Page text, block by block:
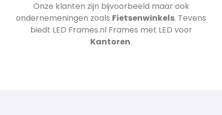
Onze klanten zijn bijvoorbeeld maar ook
ondernemeningen zoals Fietsenwinkels. Tevens
biedt LED Frames.nl Frames met LED voor
Kantoren.